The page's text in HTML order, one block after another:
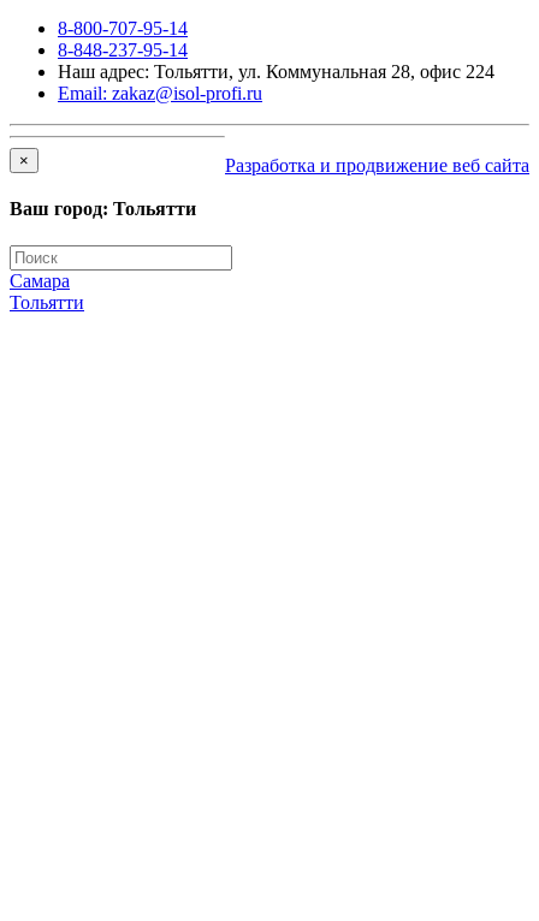
8-800-707-95-14
8-848-237-95-14
Наш адрес: Тольятти, ул. Коммунальная 28, офис 224
Email: zakaz@isol-profi.ru
Разработка и продвижение веб сайта
×
Ваш город: Тольятти
Самара
Тольятти